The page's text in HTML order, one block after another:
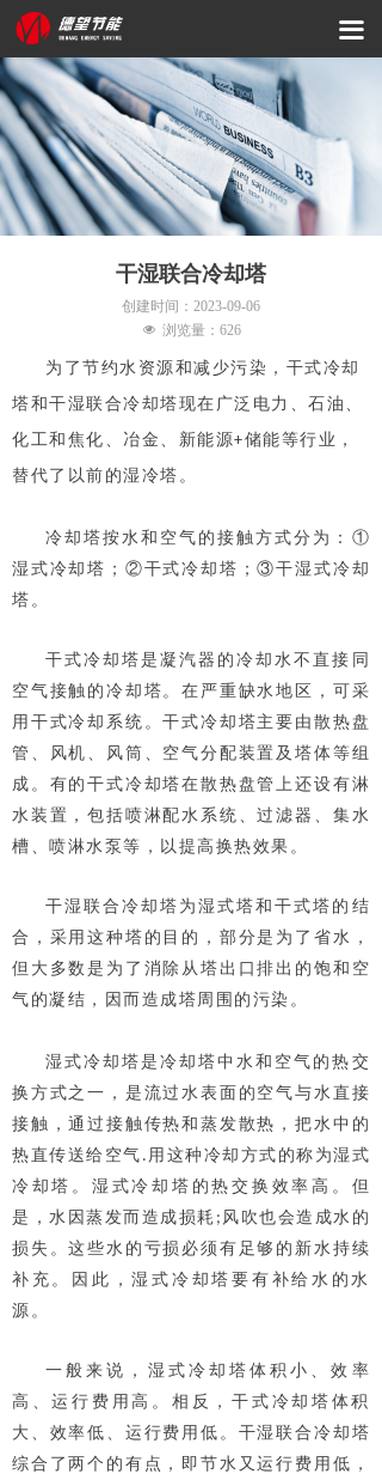
끀
网站首页
关于我们
产品服务
资质荣誉
新闻资讯
干湿联合冷却塔
为了节约水资源和减少污染，干式冷却
塔和干湿联合冷却塔现在广泛电力、石油、
化工和焦化、冶金、新能源+储能等行业，
替代了以前的湿冷塔。
冷却塔按水和空气的接触方式分为：①
湿式冷却塔；②干式冷却塔；③干湿式冷却
塔。
干式冷却塔是凝汽器的冷却水不直接同
空气接触的冷却塔。在严重缺水地区，可采
用干式冷却系统。干式冷却塔主要由散热盘
管、风机、风筒、空气分配装置及塔体等组
成。有的干式冷却塔在散热盘管上还设有淋
水装置，包括喷淋配水系统、过滤器、集水
槽、喷淋水泵等，以提高换热效果。
干湿联合冷却塔为湿式塔和干式塔的结
合，采用这种塔的目的，部分是为了省水，
但大多数是为了消除从塔出口排出的饱和空
气的凝结，因而造成塔周围的污染。
湿式冷却塔是冷却塔中水和空气的热交
换方式之一，是流过水表面的空气与水直接
接触，通过接触传热和蒸发散热，把水中的
热直传送给空气 . 用这种冷却方式的称为湿式
冷却塔。 湿式冷却塔的热交换效率高。但
是，水因蒸发而造成损耗 ; 风吹也会造成水的
损失。这些水的亏损必须有足够的新水持续
补充。因此，湿式冷却塔要有补给水的水
源。
一般来说，湿式冷却塔体积小、效率
高、运行费用高。相反，干式冷却塔体积
大、效率低、运行费用低。干湿联合冷却塔
综合了两个的有点，即节水又运行费用低，
创建时间： 2023-09-06
넶 浏览量： 626